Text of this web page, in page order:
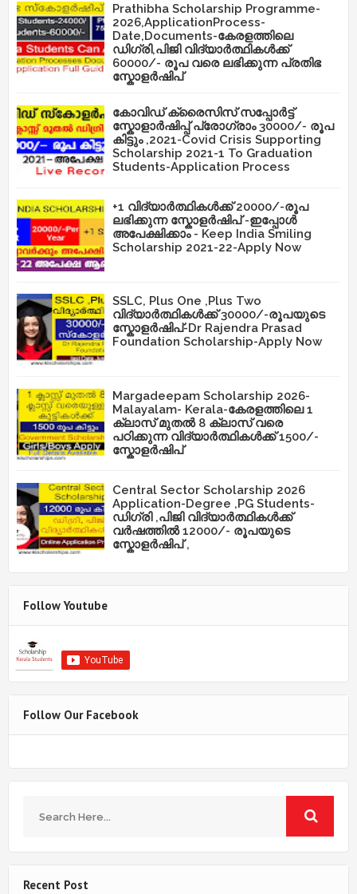
Prathibha Scholarship Programme-
2026,ApplicationProcess-
Date,Documents-കേരളത്തിലെ
ഡിഗ്രി,പിജി വിദ്യാർത്ഥികൾക്ക്
60000/- രൂപ വരെ ലഭിക്കുന്ന പ്രതിഭ
സ്കോളർഷിപ്
കോവിഡ് ക്രൈസിസ് സപ്പോർട്ട്
സ്കോളാർഷിപ്പ് പ്രോഗ്രാം 30000/- രൂപ
കിട്ടും ,2021-Covid Crisis Supporting
Scholarship 2021-1 To Graduation
Students-Application Process
+1 വിദ്യാർത്ഥികൾക്ക് 20000/-രൂപ
ലഭിക്കുന്ന സ്കോളർഷിപ് -ഇപ്പോൾ
അപേക്ഷിക്കാം - Keep India Smiling
Scholarship 2021-22-Apply Now
SSLC, Plus One ,Plus Two
വിദ്യാർത്ഥികൾക്ക് 30000/-രൂപയുടെ
സ്കോളർഷിപ്-Dr Rajendra Prasad
Foundation Scholarship-Apply Now
Margadeepam Scholarship 2026-
Malayalam- Kerala-കേരളത്തിലെ 1
ക്ലാസ് മുതൽ 8 ക്ലാസ് വരെ
പഠിക്കുന്ന വിദ്യാർത്ഥികൾക്ക് 1500/-
സ്കോളർഷിപ്
Central Sector Scholarship 2026
Application-Degree ,PG Students-
ഡിഗ്രി ,പിജി വിദ്യാർത്ഥികൾക്ക്
വർഷത്തിൽ 12000/- രൂപയുടെ
സ്കോളർഷിപ് ,
Follow Youtube
Follow Our Facebook
Recent Post